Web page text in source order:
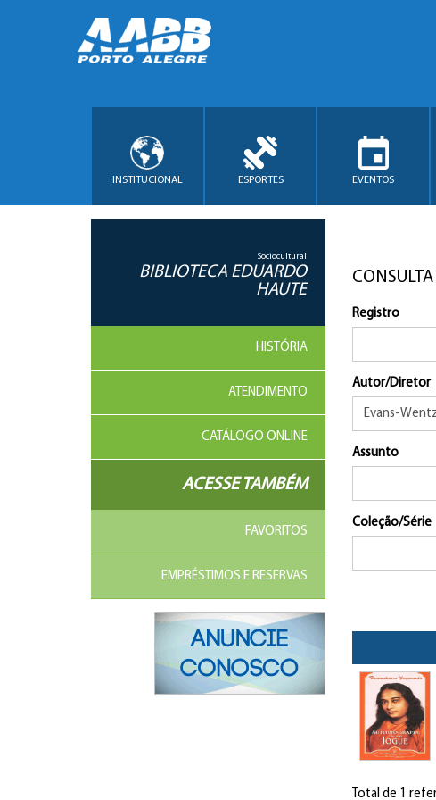
INSTITUCIONAL ESPORTES EVENTOS
Sociocultural
BIBLIOTECA EDUARDO
HAUTE
HISTÓRIA
ATENDIMENTO
CATÁLOGO ONLINE
ACESSE TAMBÉM
FAVORITOS
EMPRÉSTIMOS E RESERVAS
Registro
Autor/Diretor
Assunto
Coleção/Série
Total de 1